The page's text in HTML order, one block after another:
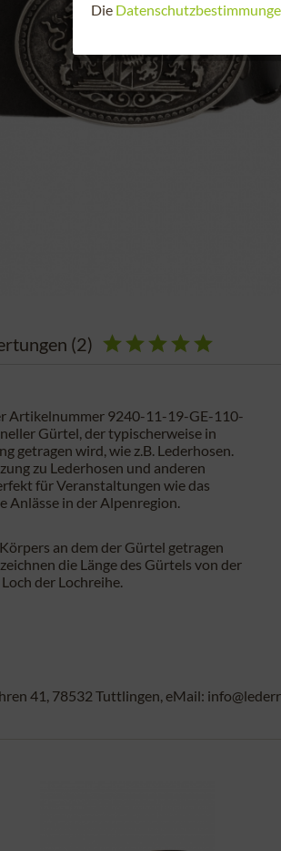
(2)
Artikelnummer 9240-11-19-GE-110-
Gürtel, der typischerweise in
getragen wird, wie z.B. Lederhosen.
zu Lederhosen und anderen
für Veranstaltungen wie das
Anlässe in der Alpenregion.
an dem der Gürtel getragen
die Länge des Gürtels von der
der Lochreihe.
41, 78532 Tuttlingen, eMail:
Die